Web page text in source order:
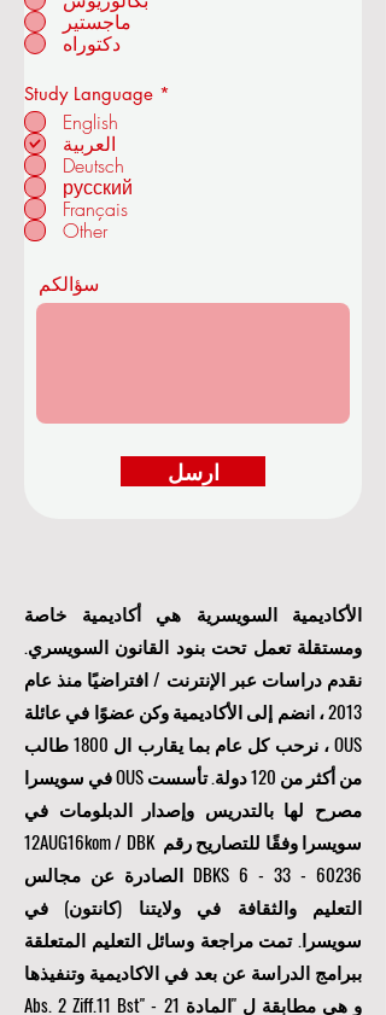
أكاديمية OUS الملكية للاقتصاد
في زوريخ - سويسرا
الأكاديمية السويسرية هي أكاديمية خاصة
ومستقلة تعمل تحت بنود القانون السويسري.
نقدم دراسات عبر الإنترنت / افتراضيًا منذ عام
2013 ، انضم إلى الأكاديمية وكن عضوًا في عائلة
OUS ، نرحب كل عام بما يقارب ال 1800 طالب
من أكثر من 120 دولة. تأسست OUS في سويسرا
مصرح لها بالتدريس وإصدار الدبلومات في
سويسرا وفقًا للتصاريح رقم 12AUG16kom / DBK
DBKS 6 - 33 - 60236
الصادرة عن مجالس
التعليم والثقافة في ولايتنا (كانتون) في
سويسرا. تمت مراجعة وسائل التعليم المتعلقة
ببرامج الدراسة عن بعد في الاكاديمية وتنفيذها
و هي مطابقة ل "المادة 21 Abs. 2 Ziff.11 Bst" -
ماجستير
دكتوراه
Study Language *
English
العربية
Deutsch
русский
Français
Other
سؤالكم
ارسل